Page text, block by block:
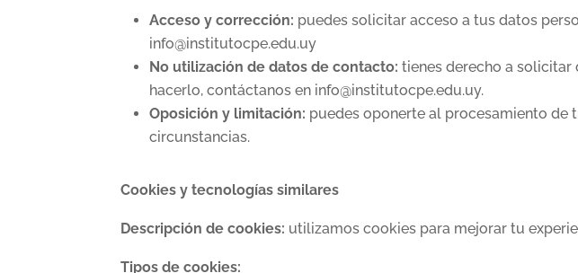
Acceso y corrección: puedes solicitar acceso a tus datos
info@institutocpe.edu.uy
No utilización de datos de contacto: tienes derecho a
hacerlo, contáctanos en info@institutocpe.edu.uy.
Oposición y limitación: puedes oponerte al procesamiento
circunstancias.
Cookies y tecnologías similares
Descripción de cookies: utilizamos cookies para mejorar tu
Tipos de cookies: